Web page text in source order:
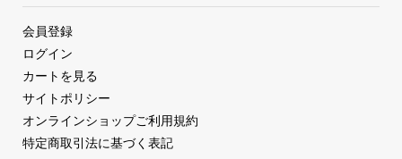
会員登録
ログイン
カートを見る
サイトポリシー
オンラインショップご利用規約
特定商取引法に基づく表記